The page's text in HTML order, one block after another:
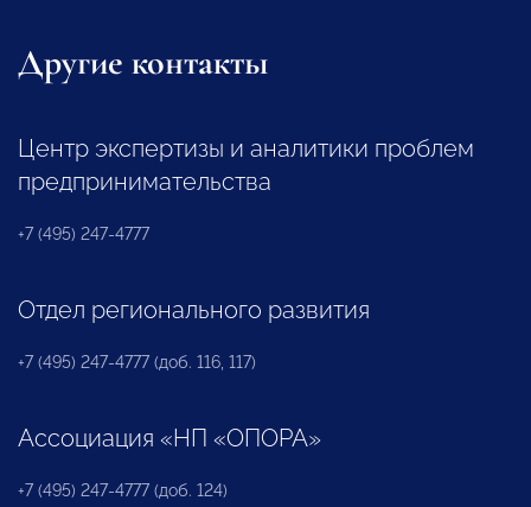
Другие контакты
Центр экспертизы и аналитики проблем
предпринимательства
+7 (495) 247-4777
Отдел регионального развития
+7 (495) 247-4777 (доб. 116, 117)
Ассоциация «НП «ОПОРА»
+7 (495) 247-4777 (доб. 124)